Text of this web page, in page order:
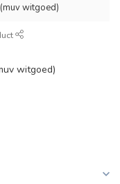
witgoed)
witgoed)